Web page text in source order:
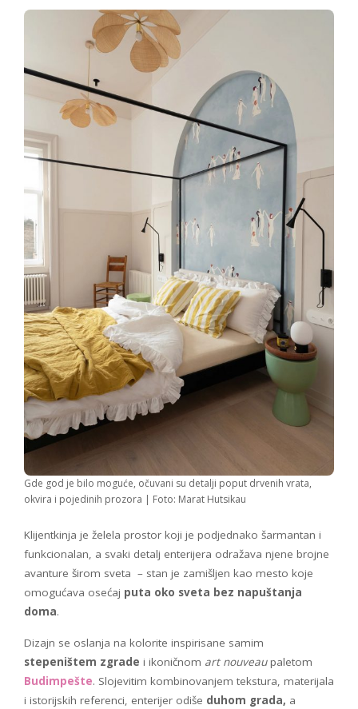
Gde god je bilo moguće, očuvani su detalji poput drvenih vrata,
okvira i pojedinih prozora | Foto: Marat Hutsikau
Klijentkinja je želela prostor koji je podjednako šarmantan i
funkcionalan, a svaki detalj enterijera odražava njene brojne
avanture širom sveta – stan je zamišljen kao mesto koje
omogućava osećaj puta oko sveta bez napuštanja
doma.
Dizajn se oslanja na kolorite inspirisane samim
stepeništem zgrade i ikoničnom art nouveaupaletom
Budimpešte. Slojevitim kombinovanjem tekstura, materijala
i istorijskih referenci, enterijer odiše duhom grada, a